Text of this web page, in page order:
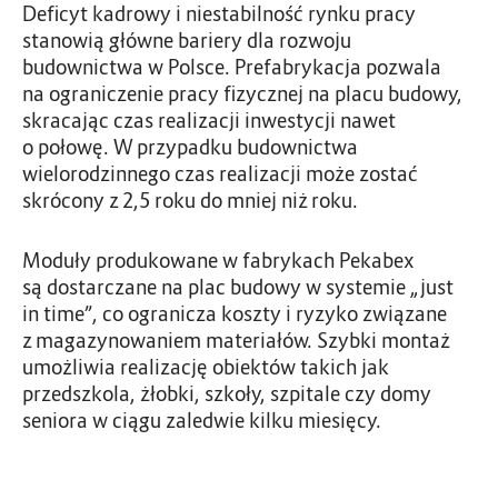
Deficyt kadrowy i niestabilność rynku pracy
stanowią główne bariery dla rozwoju
budownictwa w Polsce. Prefabrykacja pozwala
na ograniczenie pracy fizycznej na placu budowy,
skracając czas realizacji inwestycji nawet
o połowę. W przypadku budownictwa
wielorodzinnego czas realizacji może zostać
skrócony z 2,5 roku do mniej niż roku.
Moduły produkowane w fabrykach Pekabex
są dostarczane na plac budowy w systemie „just
in time”, co ogranicza koszty i ryzyko związane
z magazynowaniem materiałów. Szybki montaż
umożliwia realizację obiektów takich jak
przedszkola, żłobki, szkoły, szpitale czy domy
seniora w ciągu zaledwie kilku miesięcy.